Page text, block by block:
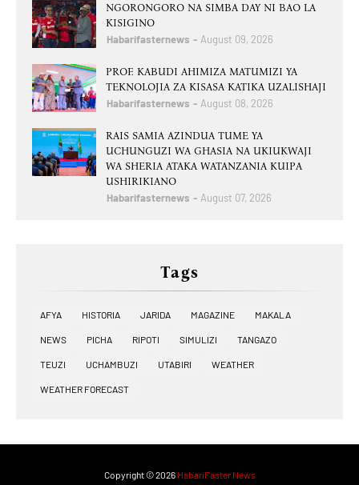
NGORONGORO NA SIMBA DAY NI BAO LA
KISIGINO
Habarifasternews August 09, 2026
PROF. KABUDI AHIMIZA MATUMIZI YA
TEKNOLOJIA ZA KISASA KATIKA UZALISHAJI
Habarifasternews August 08, 2026
RAIS SAMIA AZINDUA TUME YA
UCHUNGUZI WA GHASIA NA UKIUKWAJI
WA SHERIA ATAKA WATANZANIA KUIPA
USHIRIKIANO
Habarifasternews August 07, 2026
Tags
AFYA HISTORIA JARIDA MAGAZINE MAKALA
NEWS PICHA RIPOTI SIMULIZI TANGAZO
TEUZI UCHAMBUZI UTABIRI WEATHER
WEATHER FORECAST
Copyright ©2026 HabariFaster News